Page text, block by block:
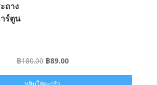
ถาง
ร์ตูน
฿180.00 Original
was:
฿89.00Current